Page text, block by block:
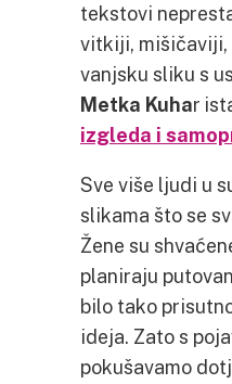
tekstovi
vitkiji, mišičaviji,
vanjsku sliku s
Metka Kuhar
izgleda i
Sve više ljudi u
slikama što se
Žene su
planiraju
bilo tako
ideja. Zato s
pokušavamo